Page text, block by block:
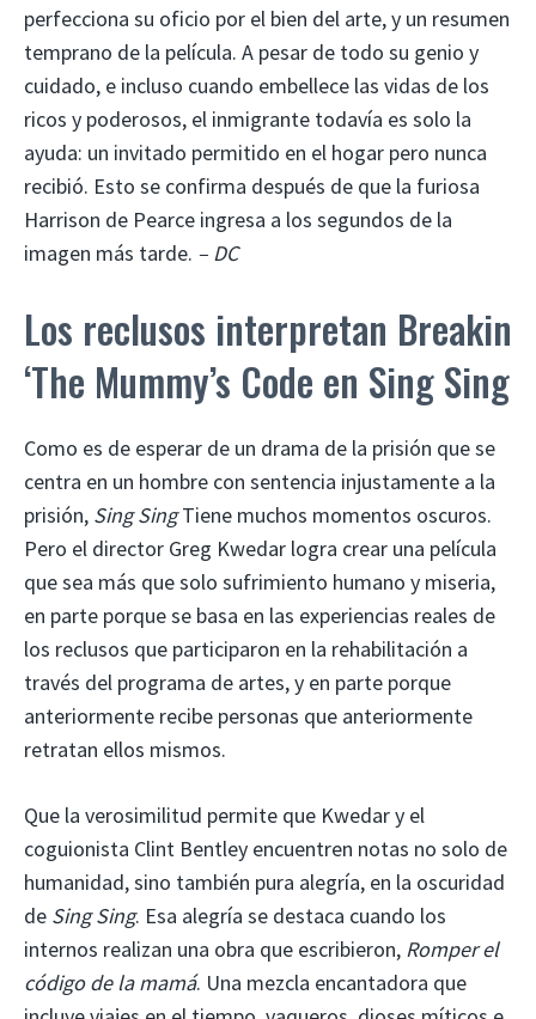
perfecciona su oficio por el bien del arte, y un resumen
temprano de la película. A pesar de todo su genio y
cuidado, e incluso cuando embellece las vidas de los
ricos y poderosos, el inmigrante todavía es solo la
ayuda: un invitado permitido en el hogar pero nunca
recibió. Esto se confirma después de que la furiosa
Harrison de Pearce ingresa a los segundos de la
imagen más tarde. – DC
Los reclusos interpretan Breakin
‘The Mummy’s Code en Sing Sing
Como es de esperar de un drama de la prisión que se
centra en un hombre con sentencia injustamente a la
prisión, Sing SingTiene muchos momentos oscuros.
Pero el director Greg Kwedar logra crear una película
que sea más que solo sufrimiento humano y miseria,
en parte porque se basa en las experiencias reales de
los reclusos que participaron en la rehabilitación a
través del programa de artes, y en parte porque
anteriormente recibe personas que anteriormente
retratan ellos mismos.
Que la verosimilitud permite que Kwedar y el
coguionista Clint Bentley encuentren notas no solo de
humanidad, sino también pura alegría, en la oscuridad
de Sing Sing. Esa alegría se destaca cuando los
internos realizan una obra que escribieron, Romper el
código de la mamá. Una mezcla encantadora que